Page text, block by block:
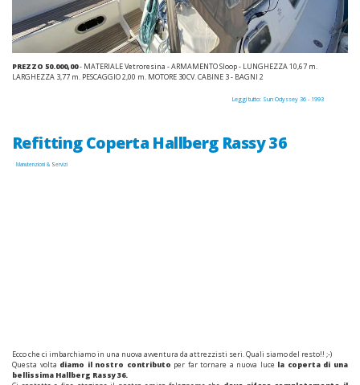
PREZZO 50.000,00- MATERIALE Vetroresina - ARMAMENTO Sloop - LUNGHEZZA 10,67 m.
LARGHEZZA 3,77 m. PESCAGGIO 2,00 m. MOTORE 30CV. CABINE 3 - BAGNI 2
Leggi tutto: Sun Odyssey 36 - 1993
Refitting Coperta Hallberg Rassy 36
Manutenzioni & Servizi
Ecco che ci imbarchiamo in una nuova avventura da attrezzisti seri. Quali siamo del resto!! ;-)
Questa volta diamo il nostro contributo per far tornare a nuova luce la coperta di una
bellissima Hallberg Rassy 36.